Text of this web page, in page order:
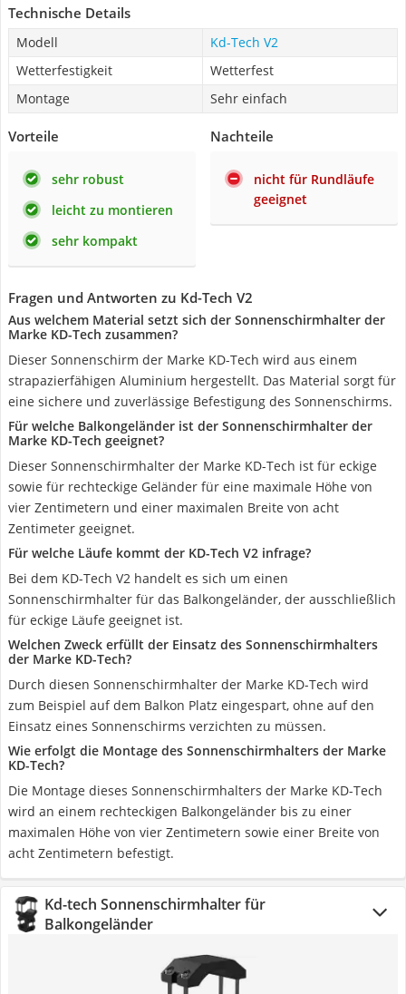
Technische Details
Modell
Kd-Tech V2
Wetterfestigkeit
Wetterfest
Montage
Sehr einfach
Vorteile
sehr robust
leicht zu montieren
sehr kompakt
Nachteile
nicht für Rundläufe
geeignet
Fragen und Antworten zu Kd-Tech V2
Aus welchem Material setzt sich der Sonnenschirmhalter der
Marke KD-Tech zusammen?
Dieser Sonnenschirm der Marke KD-Tech wird aus einem
strapazierfähigen Aluminium hergestellt. Das Material sorgt für
eine sichere und zuverlässige Befestigung des Sonnenschirms.
Für welche Balkongeländer ist der Sonnenschirmhalter der
Marke KD-Tech geeignet?
Dieser Sonnenschirmhalter der Marke KD-Tech ist für eckige
sowie für rechteckige Geländer für eine maximale Höhe von
vier Zentimetern und einer maximalen Breite von acht
Zentimeter geeignet.
Für welche Läufe kommt der KD-Tech V2 infrage?
Bei dem KD-Tech V2 handelt es sich um einen
Sonnenschirmhalter für das Balkongeländer, der ausschließlich
für eckige Läufe geeignet ist.
Welchen Zweck erfüllt der Einsatz des Sonnenschirmhalters
der Marke KD-Tech?
Durch diesen Sonnenschirmhalter der Marke KD-Tech wird
zum Beispiel auf dem Balkon Platz eingespart, ohne auf den
Einsatz eines Sonnenschirms verzichten zu müssen.
Wie erfolgt die Montage des Sonnenschirmhalters der Marke
KD-Tech?
Die Montage dieses Sonnenschirmhalters der Marke KD-Tech
wird an einem rechteckigen Balkongeländer bis zu einer
maximalen Höhe von vier Zentimetern sowie einer Breite von
acht Zentimetern befestigt.
Kd-tech Sonnenschirmhalter für
Balkongeländer